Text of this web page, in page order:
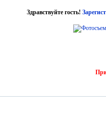
Здравствуйте гость!